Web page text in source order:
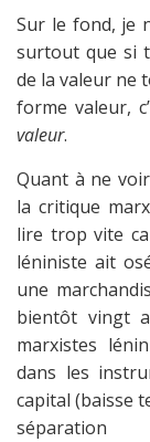
Sur le fond, je
surtout que si
de la valeur ne
forme valeur,
valeur.
Quant à ne
la critique
lire trop vite
léniniste ait
une
bientôt vingt
marxistes
dans les
capital (baisse